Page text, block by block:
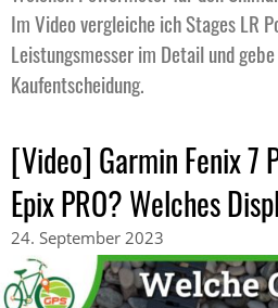
Im Video vergleiche ich Stages LR
Leistungsmesser im Detail und
Kaufentscheidung.
[Video] Garmin Fenix 7
Epix PRO? Welches
24. September 2023